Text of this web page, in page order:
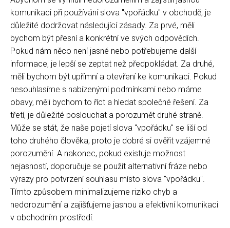
komunikaci při používání slova "vpořádku" v obchodě, je
důležité dodržovat následující zásady. Za prvé, měli
bychom být přesní a konkrétní ve svých odpovědích.
Pokud nám něco není jasné nebo potřebujeme další
informace, je lepší se zeptat než předpokládat. Za druhé,
měli bychom být upřímní a otevření ke komunikaci. Pokud
nesouhlasíme s nabízenými podmínkami nebo máme
obavy, měli bychom to říct a hledat společné řešení. Za
třetí, je důležité poslouchat a porozumět druhé straně.
Může se stát, že naše pojetí slova "vpořádku" se liší od
toho druhého člověka, proto je dobré si ověřit vzájemné
porozumění. A nakonec, pokud existuje možnost
nejasností, doporučuje se použít alternativní fráze nebo
výrazy pro potvrzení souhlasu místo slova "vpořádku".
Tímto způsobem minimalizujeme riziko chyb a
nedorozumění a zajišťujeme jasnou a efektivní komunikaci
v obchodním prostředí.